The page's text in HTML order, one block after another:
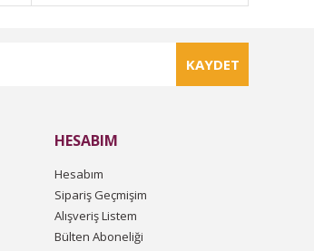
KAYDET
HESABIM
Hesabım
Sipariş Geçmişim
Alışveriş Listem
Bülten Aboneliği